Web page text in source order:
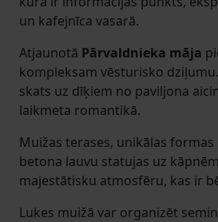
un kafejnīca vasarā.
Atjaunotā Pārvaldnieka māja
kompleksam vēsturisko
skats uz dīķiem no paviljona
laikmeta romantikā.
Muižas terases, unikālas
betona lauvu statujas uz
majestātisku atmosfēru, kas ir
Lukes muižā var organizēt